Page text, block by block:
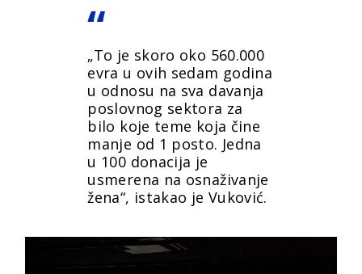
„To je skoro oko 560.000
evra u ovih sedam godina
u odnosu na sva davanja
poslovnog sektora za
bilo koje teme koja čine
manje od 1 posto. Jedna
u 100 donacija je
usmerena na osnaživanje
žena“, istakao je Vuković.